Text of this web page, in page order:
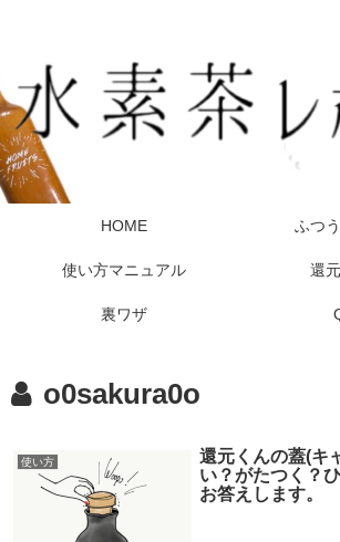
HOME ふつ
使い方マニュアル 還
裏ワザ
o0sakura0o
使い方
還元くんの蓋(キ
い？がたつく？
お答えします。